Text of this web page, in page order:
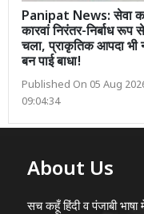
Panipat News: सेवा
कारवां निरंतर-निर्बाध रूप से
चला, प्राकृतिक आपदा भी
बन पाई बाधा!
Published On 05 Aug
09:04:34
About Us
सच कहूँ हिंदी व पंजाबी